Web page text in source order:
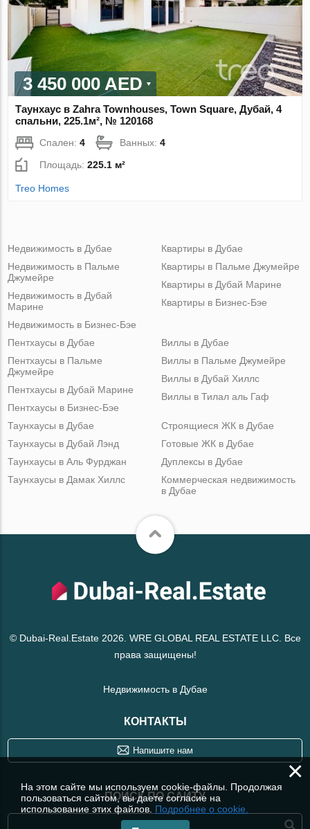
3 450 000 AED
Таунхаус в Zahra Townhouses, Town Square, Дубай, 4
спальни, 225.1м², № 120168
Спален:4 Ванных:4
Площадь:225.1 м²
Treo Homes
Недвижимость в Дубае
Недвижимость в Пальме
Джумейре
Недвижимость в Дубай
Марине
Недвижимость в Бизнес-Бэе
Квартиры в Дубае
Квартиры в Пальме Джумейре
Квартиры в Дубай Марине
Квартиры в Бизнес-Бэе
Пентхаусы в Дубае
Пентхаусы в Пальме
Джумейре
Пентхаусы в Дубай Марине
Пентхаусы в Бизнес-Бэе
Виллы в Дубае
Виллы в Пальме Джумейре
Виллы в Дубай Хиллс
Виллы в Тилал аль Гаф
Таунхаусы в Дубае
Таунхаусы в Дубай Лэнд
Таунхаусы в Аль Фурджан
Таунхаусы в Дамак Хиллс
Строящиеся ЖК в Дубае
Готовые ЖК в Дубае
Дуплексы в Дубае
Коммерческая недвижимость
в Дубае
© Dubai-Real.Estate 2026. WRE GLOBAL REAL ESTATE LLC. Все
права защищены!
Недвижимость в Дубае
КОНТАКТЫ
Напишите нам
ПОИСК ПО САЙТУ
×
На этом сайте мы используем cookie-файлы. Продолжая
пользоваться сайтом, вы даете согласие на
использование этих файлов. Подробнее о cookie.